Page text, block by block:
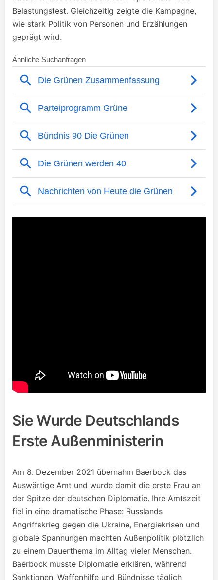
Belastungstest. Gleichzeitig zeigte die Kampagne,
wie stark Politik von Personen und Erzählungen
geprägt wird.
Sie Wurde Deutschlands
Erste Außenministerin
Am 8. Dezember 2021 übernahm Baerbock das
Auswärtige Amt und wurde damit die erste Frau an
der Spitze der deutschen Diplomatie. Ihre Amtszeit
fiel in eine dramatische Phase: Russlands
Angriffskrieg gegen die Ukraine, Energiekrisen und
globale Spannungen machten Außenpolitik plötzlich
zu einem Dauerthema im Alltag vieler Menschen.
Baerbock musste Diplomatie erklären, während
Sanktionen, Waffenhilfe und Bündnisse täglich